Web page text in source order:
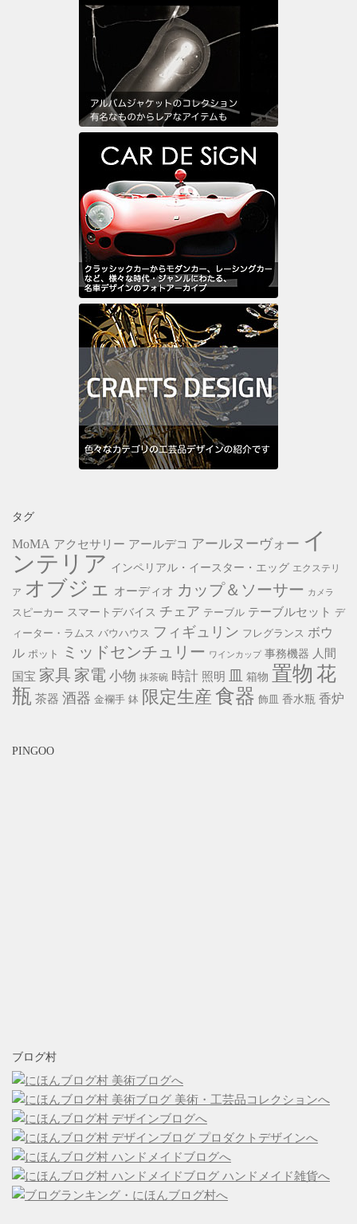
タグ
MoMA アクセサリー アールデコ アールヌーヴォー イ
ンテリア インペリアル・イースター・エッグ エクステリ
ア オブジェ オーディオ カップ＆ソーサー カメラ
スピーカー スマートデバイス チェア テーブル テーブルセット
デ
ィーター・ラムス バウハウス フィギュリン フレグランス ボウ
ル ポット ミッドセンチュリー ワインカップ 事務機器 人間
国宝 家具 家電 小物 抹茶碗 時計 照明 皿 箱物 置物 花
瓶 茶器 酒器 金襴手 鉢 限定生産 食器 飾皿 香水瓶 香炉
PINGOO
ブログ村